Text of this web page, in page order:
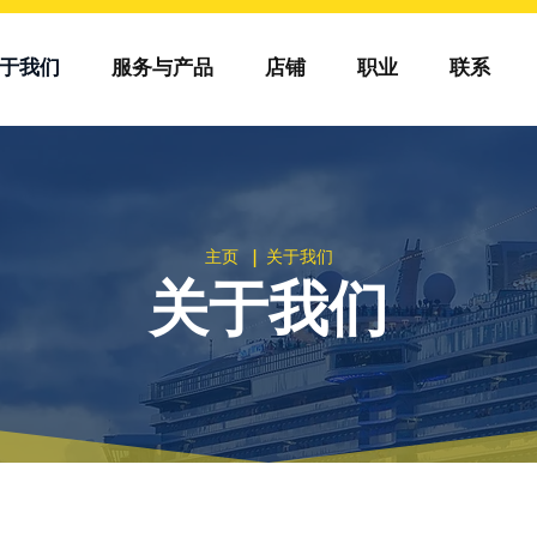
我们 服务与产品 店铺 职业 联系
主页 | 关于我们
关于我们